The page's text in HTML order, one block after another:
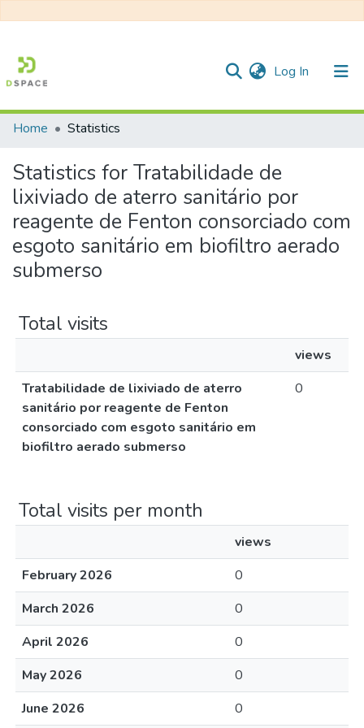
Log In (current)
All of DSpace
Home Statistics
Statistics for Tratabilidade de
lixiviado de aterro sanitário por
reagente de Fenton consorciado com
esgoto sanitário em biofiltro aerado
submerso
Total visits
views
Tratabilidade de lixiviado de aterro
sanitário por reagente de Fenton
consorciado com esgoto sanitário em
biofiltro aerado submerso
0
Total visits per month
views
February 2026
0
March 2026
0
April 2026
0
May 2026
0
June 2026
0